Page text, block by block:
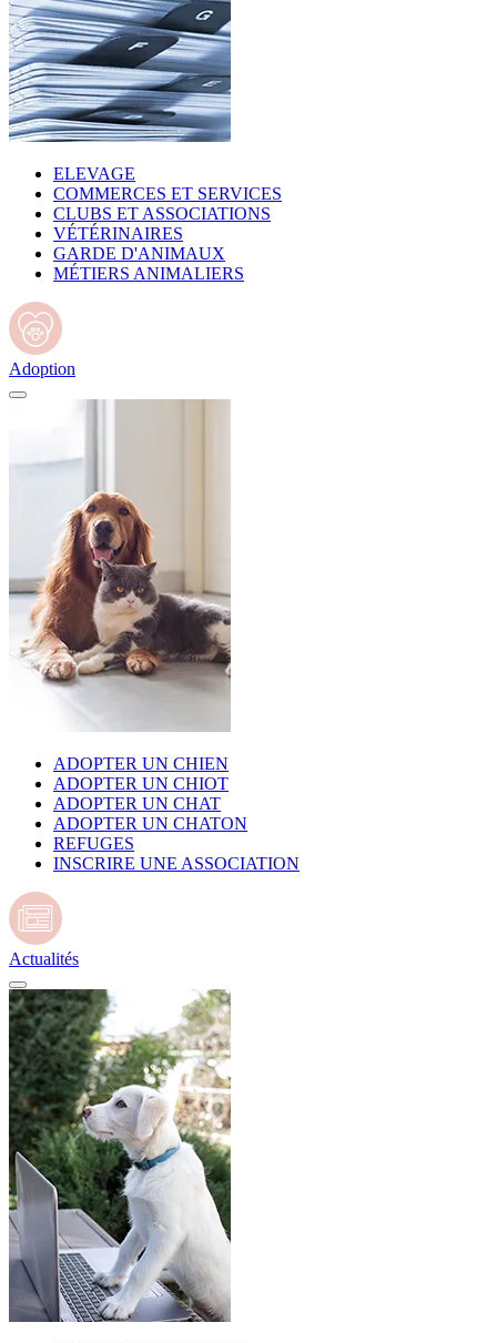
ELEVAGE
COMMERCES ET SERVICES
CLUBS ET ASSOCIATIONS
VÉTÉRINAIRES
GARDE D'ANIMAUX
MÉTIERS ANIMALIERS
Adoption
ADOPTER UN CHIEN
ADOPTER UN CHIOT
ADOPTER UN CHAT
ADOPTER UN CHATON
REFUGES
INSCRIRE UNE ASSOCIATION
Actualités